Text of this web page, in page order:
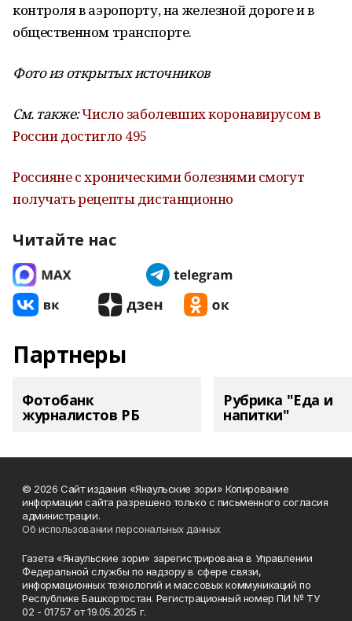
контроля в аэропорту, на железной дороге и в
общественном транспорте.
Фото из открытых источников
См. также:Число заболевших коронавирусом в
России достигло 495
Россияне с хроническими болезнями смогут
получать рецепты дистанционно
Читайте нас
Партнеры
Фотобанк
журналистов РБ
Рубрика "Еда и
напитки"
© 2026 Сайт издания «Янаульские зори» Копирование
информации сайта разрешено только с письменного согласия
администрации.
Об использовании персональных данных
Газета «Янаульские зори» зарегистрирована в Управлении
Федеральной службы по надзору в сфере связи,
информационных технологий и массовых коммуникаций по
Республике Башкортостан. Регистрационный номер ПИ № ТУ
02 - 01757 от 19.05.2025 г.